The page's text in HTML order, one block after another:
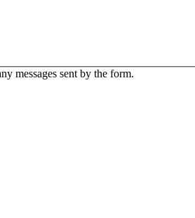
messages sent by the form.